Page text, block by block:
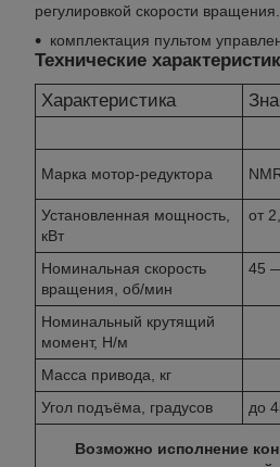
регулировкой скорости вращения.
комплектация пультом
Технические
Характеристика
Марка мотор-редуктора
Установленная мощность,
кВт
от
Номинальная скорость
вращения, об/мин
45
Номинальный крутящий
момент, Н/м
Масса привода, кг
Угол подъёма, градусов
до
Возможно исполнение